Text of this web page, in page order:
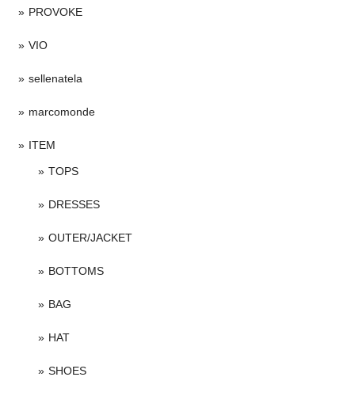
PROVOKE
VIO
sellenatela
marcomonde
ITEM
TOPS
DRESSES
OUTER/JACKET
BOTTOMS
BAG
HAT
SHOES